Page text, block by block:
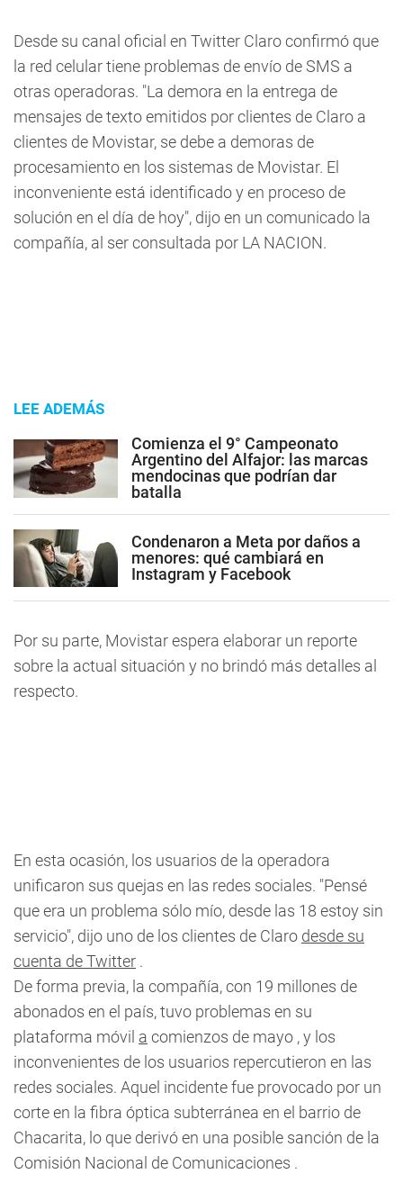
Desde su canal oficial en Twitter Claro confirmó que
la red celular tiene problemas de envío de SMS a
otras operadoras. "La demora en la entrega de
mensajes de texto emitidos por clientes de Claro a
clientes de Movistar, se debe a demoras de
procesamiento en los sistemas de Movistar. El
inconveniente está identificado y en proceso de
solución en el día de hoy", dijo en un comunicado la
compañía, al ser consultada por LA NACION.
LEE ADEMÁS
Comienza el 9° Campeonato
Argentino del Alfajor: las marcas
mendocinas que podrían dar
batalla
Condenaron a Meta por daños a
menores: qué cambiará en
Instagram y Facebook
Por su parte, Movistar espera elaborar un reporte
sobre la actual situación y no brindó más detalles al
respecto.
En esta ocasión, los usuarios de la operadora
unificaron sus quejas en las redes sociales. "Pensé
que era un problema sólo mío, desde las 18 estoy sin
servicio", dijo uno de los clientes de Claro desde su
cuenta de Twitter .
De forma previa, la compañía, con 19 millones de
abonados en el país, tuvo problemas en su
plataforma móvil a comienzos de mayo , y los
inconvenientes de los usuarios repercutieron en las
redes sociales. Aquel incidente fue provocado por un
corte en la fibra óptica subterránea en el barrio de
Chacarita, lo que derivó en una posible sanción de la
Comisión Nacional de Comunicaciones .